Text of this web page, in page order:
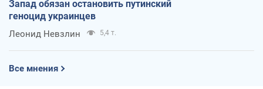
Запад обязан остановить путинский
геноцид украинцев
Леонид Невзлин 5,4 т.
Все мнения